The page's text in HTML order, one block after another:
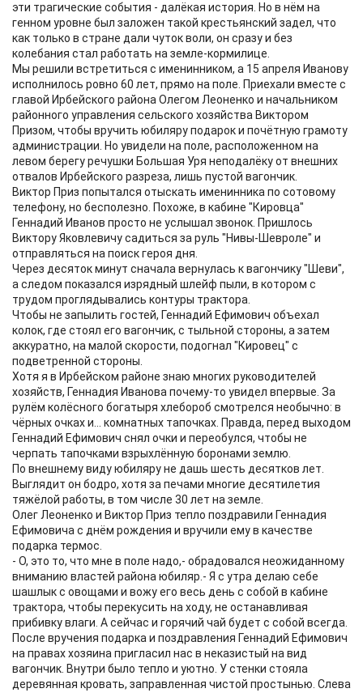
эти трагические события - далёкая история. Но в нём на
генном уровне был заложен такой крестьянский задел, что
как только в стране дали чуток воли, он сразу и без
колебания стал работать на земле-кормилице.
Мы решили встретиться с именинником, а 15 апреля Иванову
исполнилось ровно 60 лет, прямо на поле. Приехали вместе с
главой Ирбейского района Олегом Леоненко и начальником
районного управления сельского хозяйства Виктором
Призом, чтобы вручить юбиляру подарок и почётную грамоту
администрации. Но увидели на поле, расположенном на
левом берегу речушки Большая Уря неподалёку от внешних
отвалов Ирбейского разреза, лишь пустой вагончик.
Виктор Приз попытался отыскать именинника по сотовому
телефону, но бесполезно. Похоже, в кабине "Кировца"
Геннадий Иванов просто не услышал звонок. Пришлось
Виктору Яковлевичу садиться за руль "Нивы-Шевроле" и
отправляться на поиск героя дня.
Через десяток минут сначала вернулась к вагончику "Шеви",
а следом показался изрядный шлейф пыли, в котором с
трудом проглядывались контуры трактора.
Чтобы не запылить гостей, Геннадий Ефимович объехал
колок, где стоял его вагончик, с тыльной стороны, а затем
аккуратно, на малой скорости, подогнал "Кировец" с
подветренной стороны.
Хотя я в Ирбейском районе знаю многих руководителей
хозяйств, Геннадия Иванова почему-то увидел впервые. За
рулём колёсного богатыря хлебороб смотрелся необычно: в
чёрных очках и... комнатных тапочках. Правда, перед выходом
Геннадий Ефимович снял очки и переобулся, чтобы не
черпать тапочками взрыхлённую боронами землю.
По внешнему виду юбиляру не дашь шесть десятков лет.
Выглядит он бодро, хотя за печами многие десятилетия
тяжёлой работы, в том числе 30 лет на земле.
Олег Леоненко и Виктор Приз тепло поздравили Геннадия
Ефимовича с днём рождения и вручили ему в качестве
подарка термос.
- О, это то, что мне в поле надо,- обрадовался неожиданному
вниманию властей района юбиляр.- Я с утра делаю себе
шашлык с овощами и вожу его весь день с собой в кабине
трактора, чтобы перекусить на ходу, не останавливая
прибивку влаги. А сейчас и горячий чай будет с собой всегда.
После вручения подарка и поздравления Геннадий Ефимович
на правах хозяина пригласил нас в неказистый на вид
вагончик. Внутри было тепло и уютно. У стенки стояла
деревянная кровать, заправленная чистой простынью. Слева